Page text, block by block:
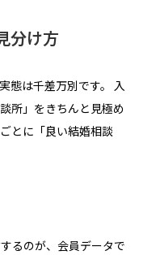
分け方
態は千差万別です。 入
所」をきちんと見極め
とに「良い結婚相談
るのが、会員データで